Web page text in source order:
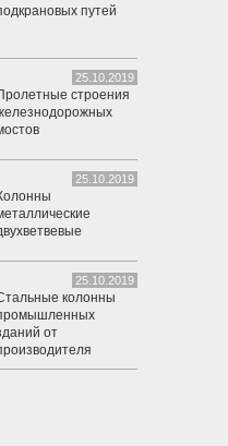
путей
25.10.2019
строения
25.10.2019
25.10.2019
колонны
от